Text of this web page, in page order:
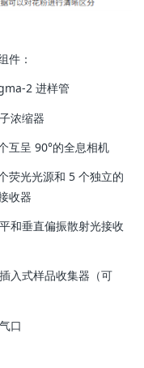
件：
2 进样管
浓缩器
互呈 90°的全息相机
荧光光源和 5 个独立的
收器
和垂直偏振散射光接收
入式样品收集器（可
口